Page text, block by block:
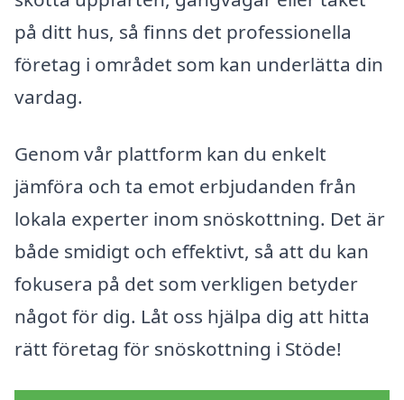
på ditt hus, så finns det professionella
företag i området som kan underlätta din
vardag.
Genom vår plattform kan du enkelt
jämföra och ta emot erbjudanden från
lokala experter inom snöskottning. Det är
både smidigt och effektivt, så att du kan
fokusera på det som verkligen betyder
något för dig. Låt oss hjälpa dig att hitta
rätt företag för snöskottning i Stöde!